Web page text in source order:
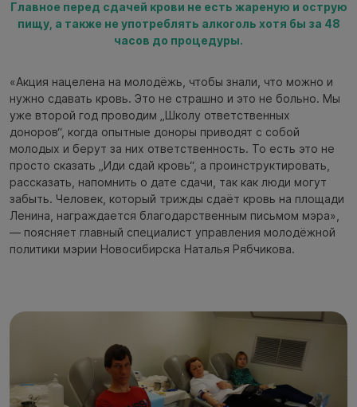
Главное перед сдачей крови не есть жареную и острую
пищу, а также не употреблять алкоголь хотя бы за 48
часов до процедуры.
«Акция нацелена на молодёжь, чтобы знали, что можно и
нужно сдавать кровь. Это не страшно и это не больно. Мы
уже второй год проводим „Школу ответственных
доноров“, когда опытные доноры приводят с собой
молодых и берут за них ответственность. То есть это не
просто сказать „Иди сдай кровь“, а проинструктировать,
рассказать, напомнить о дате сдачи, так как люди могут
забыть. Человек, который трижды сдаёт кровь на площади
Ленина, награждается благодарственным письмом мэра»,
— поясняет главный специалист управления молодёжной
политики мэрии Новосибирска Наталья Рябчикова.